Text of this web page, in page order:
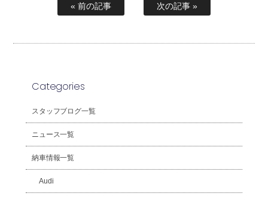
« 前の記事 次の記事 »
Categories
スタッフブログ一覧
ニュース一覧
納車情報一覧
Audi